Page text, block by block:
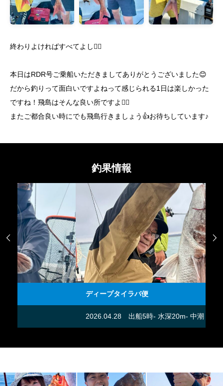
終わりよければすべてよし🙆‍♂️
本日はRDR号ご乗船いただきましてありがとうございました😊
だから釣りって面白いですよねって感じられる1日は楽しかった
ですね！飛島はそんな良い所ですよ🙆‍♂️
またご都合良い時にでも飛島行きましょう👍お待ちしています♪
釣果情報
ディープタイラバ便
出船5時- 水深20m- 中潮
 